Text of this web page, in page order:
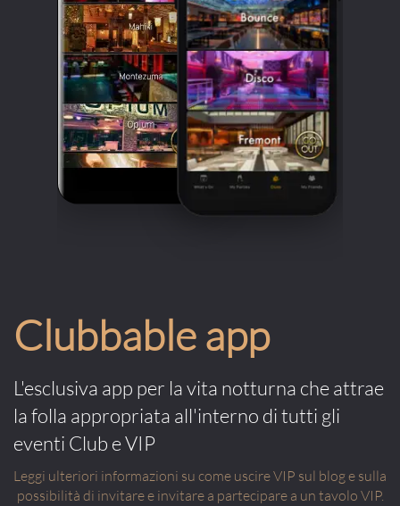
Clubbable app
L'esclusiva app per la vita notturna che attrae
la folla appropriata all'interno di tutti gli
eventi Club e VIP
Leggi ulteriori informazioni su come uscire VIP sul blog e sulla
possibilità di invitare e invitare a partecipare a un tavolo VIP.